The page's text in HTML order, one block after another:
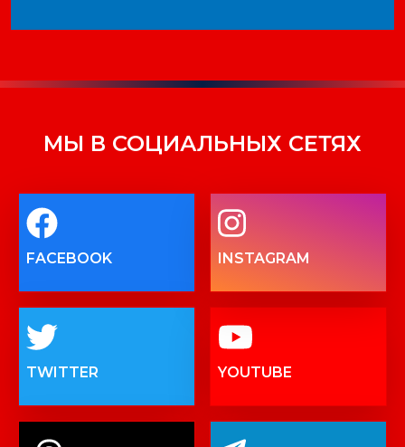
МЫ В СОЦИАЛЬНЫХ СЕТЯХ
FACEBOOK INSTAGRAM
TWITTER YOUTUBE